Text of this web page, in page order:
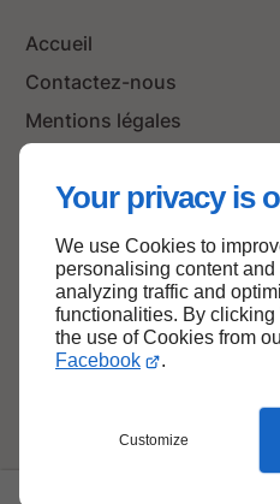
Your privacy is
We use Cookies to
personalising content
analyzing traffic and
functionalities. By
the use of Cookies from
Facebook
.
Customize
Accueil
Contactez-nous
Mentions légales
Haut